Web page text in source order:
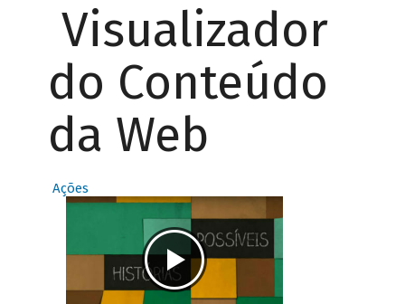
Visualizador
do Conteúdo
da Web
Ações